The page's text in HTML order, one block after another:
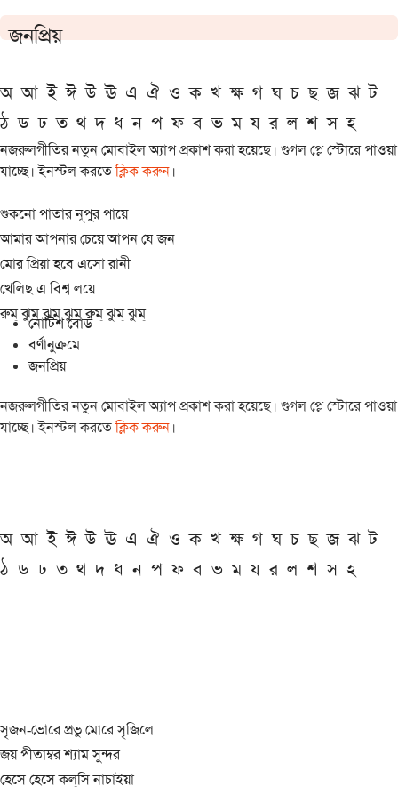
জনপ্রিয়
অ আ ই ঈ উ ঊ এ ঐ ও ক খ ক্ষ গ ঘ চ ছ জ ঝ ট
ঠ ড ঢ ত থ দ ধ ন প ফ ব ভ ম য র ল শ স হ
নজরুলগীতির নতুন মোবাইল অ্যাপ প্রকাশ করা হয়েছে। গুগল প্লে স্টোরে পাওয়া
যাচ্ছে। ইনস্টল করতেক্লিক করুন।
শুকনো পাতার নূপুর পায়ে
আমার আপনার চেয়ে আপন যে জন
মোর প্রিয়া হবে এসো রানী
খেলিছ এ বিশ্ব লয়ে
রুম্ ঝুম্ ঝুম্ ঝুম্ রুম্ ঝুম্ ঝুম্
নোটিশ বোর্ড
বর্ণানুক্রমে
জনপ্রিয়
নজরুলগীতির নতুন মোবাইল অ্যাপ প্রকাশ করা হয়েছে। গুগল প্লে স্টোরে পাওয়া
যাচ্ছে। ইনস্টল করতেক্লিক করুন।
অ আ ই ঈ উ ঊ এ ঐ ও ক খ ক্ষ গ ঘ চ ছ জ ঝ ট
ঠ ড ঢ ত থ দ ধ ন প ফ ব ভ ম য র ল শ স হ
সৃজন-ভোরে প্রভু মোরে সৃজিলে
জয় পীতাম্বর শ্যাম সুন্দর
হেসে হেসে কল্‌সি নাচাইয়া